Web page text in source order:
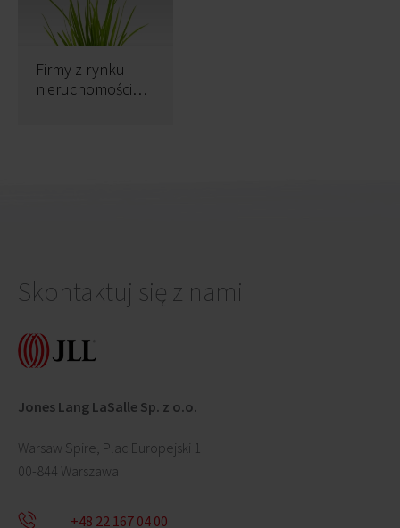
Firmy z rynku
nieruchomości
Skontaktuj się z nami
Jones Lang LaSalle Sp. z o.o.
Warsaw Spire, Plac Europejski 1
00-844 Warszawa
+48 22 167 04 00